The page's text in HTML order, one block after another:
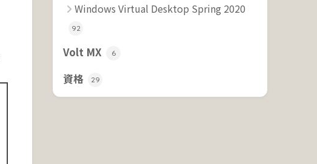
Windows Virtual Desktop Spring 2020
92
Volt MX 6
資格 29